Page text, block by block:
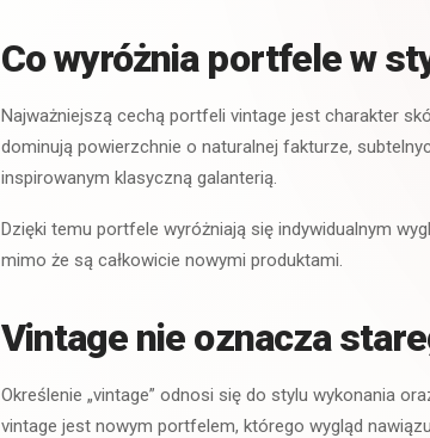
Co wyróżnia portfele w
Najważniejszą cechą portfeli vintage jest charakter
dominują powierzchnie o naturalnej fakturze,
inspirowanym klasyczną galanterią.
Dzięki temu portfele wyróżniają się indywidualnym
mimo że są całkowicie nowymi produktami.
Vintage nie oznacza
Określenie „vintage” odnosi się do stylu wykonania
vintage jest nowym portfelem, którego wygląd